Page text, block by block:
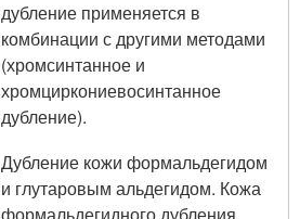
дубление применяется в
комбинации с другими методами
(хромсинтанное и
хромциркониевосинтанное
дубление).
Дубление кожи формальдегидом
и глутаровым альдегидом. Кожа